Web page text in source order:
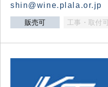
shin@wine.plala.or.jp
販売可 工事・取付